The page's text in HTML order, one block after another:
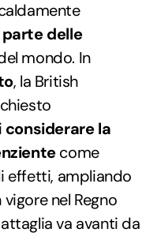
delle
mondo. In
, la British
considerare la
come
effetti, ampliando
nel Regno
va avanti da